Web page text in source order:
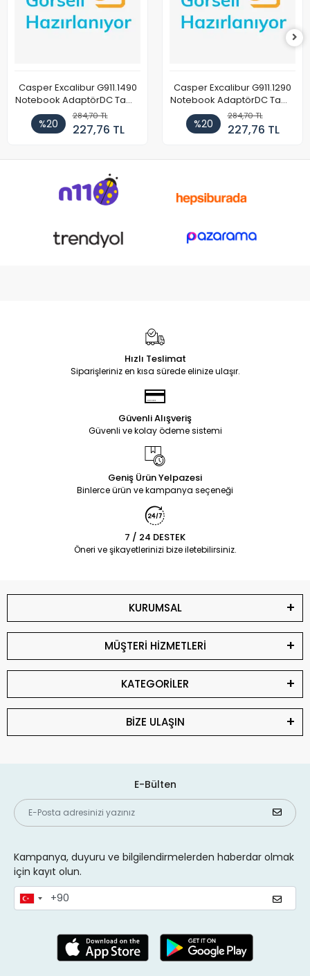
Casper Excalibur G911.1490
Notebook AdaptörDC Tamir
Kablosu
%20
284,70 TL
227,76 TL
Casper Excalibur G911.1290
Notebook AdaptörDC Tamir
Kablosu
%20
284,70 TL
227,76 TL
Hızlı Teslimat
Siparişleriniz en kısa sürede elinize ulaşır.
Güvenli Alışveriş
Güvenli ve kolay ödeme sistemi
Geniş Ürün Yelpazesi
Binlerce ürün ve kampanya seçeneği
7 / 24 DESTEK
Öneri ve şikayetlerinizi bize iletebilirsiniz.
KURUMSAL
MÜŞTERİ HİZMETLERİ
KATEGORİLER
BİZE ULAŞIN
E-Bülten
Kampanya, duyuru ve bilgilendirmelerden haberdar olmak
için kayıt olun.